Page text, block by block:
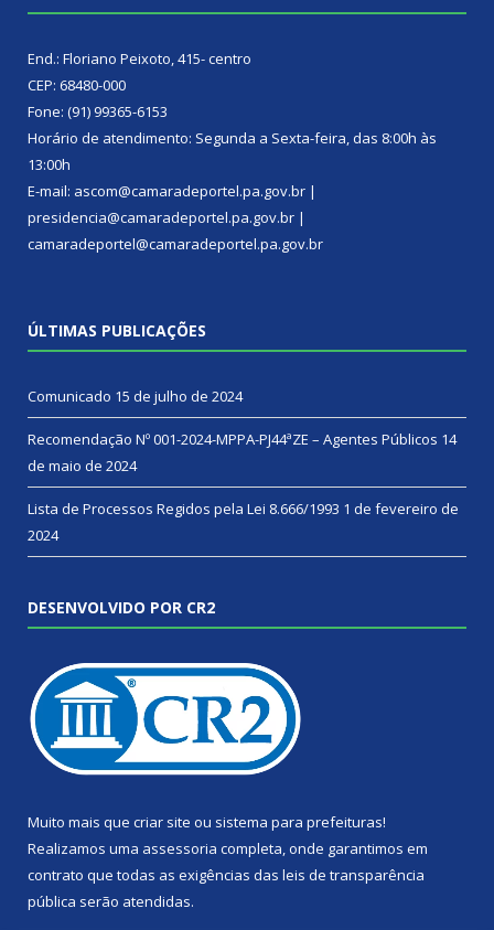
End.: Floriano Peixoto, 415- centro
CEP: 68480-000
Fone: (91) 99365-6153
Horário de atendimento: Segunda a Sexta-feira, das 8:00h às
13:00h
E-mail: ascom@camaradeportel.pa.gov.br |
presidencia@camaradeportel.pa.gov.br |
camaradeportel@camaradeportel.pa.gov.br
ÚLTIMAS PUBLICAÇÕES
Comunicado 15 de julho de 2024
Recomendação Nº 001-2024-MPPA-PJ44ªZE – Agentes Públicos 14
de maio de 2024
Lista de Processos Regidos pela Lei 8.666/1993 1 de fevereiro de
2024
DESENVOLVIDO POR CR2
Muito mais que criar site ou sistema para prefeituras!
Realizamos uma assessoria completa, onde garantimos em
contrato que todas as exigências das leis de transparência
pública serão atendidas.